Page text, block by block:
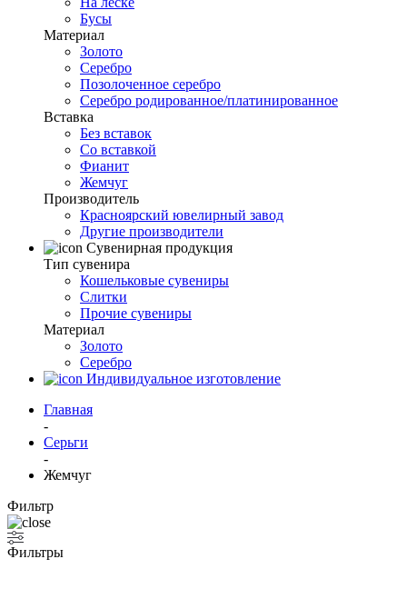
Бусы
Материал
Золото
Серебро
Позолоченное серебро
Серебро родированное/платинированное
Вставка
Без вставок
Со вставкой
Фианит
Жемчуг
Производитель
Красноярский ювелирный завод
Другие производители
Сувенирная продукция
Тип сувенира
Кошельковые сувениры
Слитки
Прочие сувениры
Материал
Золото
Серебро
Индивидуальное изготовление
Главная
-
Серьги
-
Жемчуг
Фильтр
Фильтры